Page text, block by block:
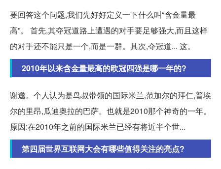
要回答这个问题,我们先好好定义一下什么叫“含金量最
高”。 首先,其夺冠道路上遭遇的对手要足够强大,而且这样
的对手还不能只是一个,而是一群。其次,夺冠道... 这。
2010年以来含金量最高的欧冠四强是哪一年的?
谢邀。个人认为是鸟叔带领的国际米兰,范加尔的拜仁,普埃
尔的里昂,瓜迪奥拉的巴萨。也就是2010那个神奇的一年。
原因:在2010年之前的国际米兰已经有将近半个世...
第四届世界互联网大会有哪些值得关注的亮点?